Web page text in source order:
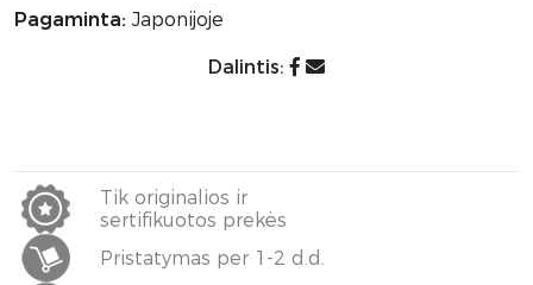
Pagaminta: Japonijoje
Dalintis:
Tik originalios ir
sertifikuotos prekės
Pristatymas per 1-2 d.d.